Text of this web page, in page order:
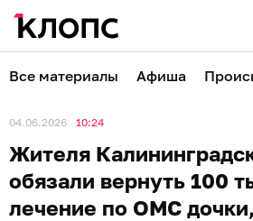
Все материалы Афиша
04.06.2026 10:24
Жителя
обязали вернуть 100
лечение по ОМС дочки,